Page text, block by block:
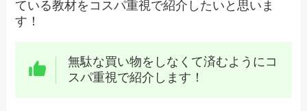
ている教材をコスパ重視で紹介したいと思いま
す！
無駄な買い物をしなくて済むようにコ
スパ重視で紹介します！